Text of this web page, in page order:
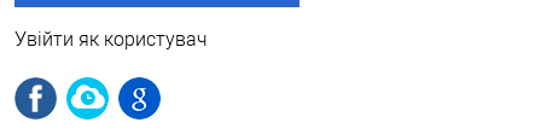
Увійти як користувач